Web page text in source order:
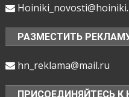
РАЗМЕСТИТЬ
hn_reklama@mail.ru
ПРИСОЕДИНЯЙТЕСЬ